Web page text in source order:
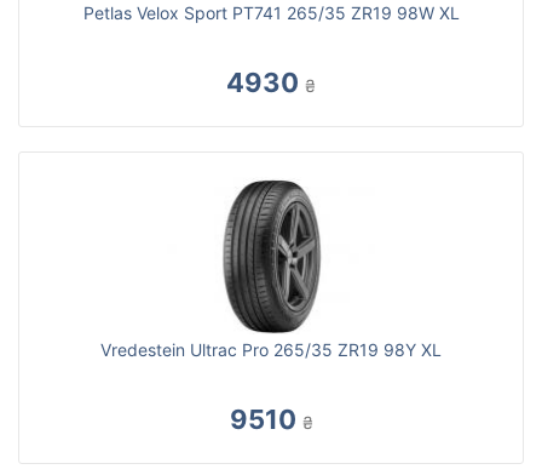
Petlas Velox Sport PT741 265/35 ZR19 98W XL
4930 ₴
Vredestein Ultrac Pro 265/35 ZR19 98Y XL
9510 ₴